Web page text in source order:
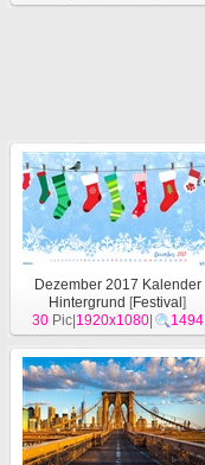
Dezember 2017 Kalender
Hintergrund [Festival ]
30Pic| 1920x1080| 1494